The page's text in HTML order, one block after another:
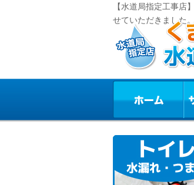
【水道局指定工事店
せていただきました。